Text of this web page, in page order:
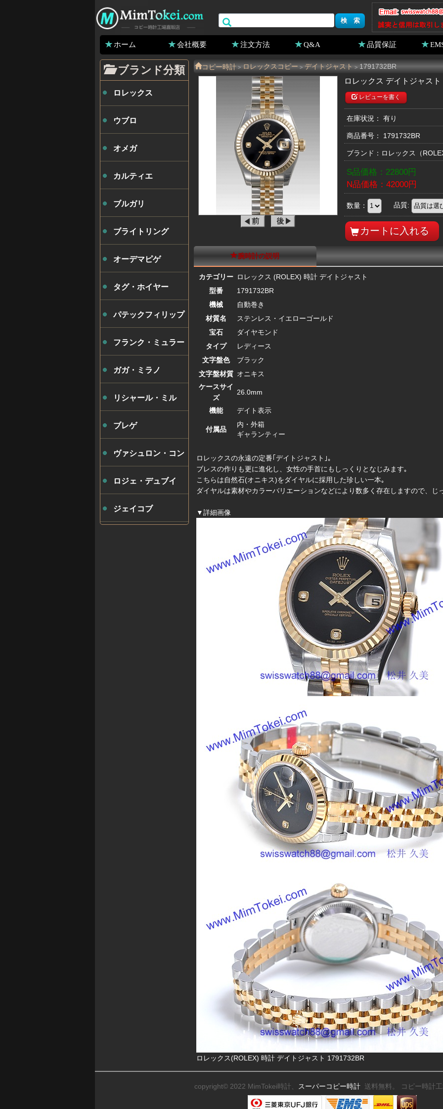
ホーム 会社概要 注文方法 Q&A 品質保証
コピー時計 > ロレックスコピー > デイトジャスト > 1791732BR
ロレックス デイトジャス
レビューを書く
在庫状況： 有り
商品番号： 1791732BR
ブランド： ロレックス （
S品価格： 22800円
N品価格： 42000円
数量： 品質:
腕時計の説明
カテゴリー ロレックス (ROLEX) 時計 デイトジャスト
型番
1791732BR
機械
自動巻き
材質名
ステンレス・イエローゴールド
宝石
ダイヤモンド
タイプ
レディース
文字盤色
ブラック
文字盤材質 オニキス
ケースサイ
ズ
26.0mm
機能 デイト表示
付属品
内・外箱
ギャランティー
ロレックスの永遠の定番｢デイトジャスト｣｡
ブレスの作りも更に進化し、女性の手首にもしっくりとなじみます｡
こちらは自然石(オニキス)をダイヤルに採用した珍しい一本｡
ダイヤルは素材やカラーバリエーションなどにより数多く存在しますので、じ
▼詳細画像
ロレックス(ROLEX) 時計 デイトジャスト 1791732BR
ブランド分類
ロレックス
ウブロ
オメガ
カルティエ
ブルガリ
ブライトリング
オーデマピゲ
タグ・ホイヤー
パテックフィリップ
フランク・ミュラー
ガガ・ミラノ
リシャール・ミル
ブレゲ
ヴァシュロン・コン
スタンタン
ロジェ・デュブイ
ジェイコブ
copyright© 2022 MimTokei時計、 スーパーコピー時計 送料無料。 コピー時計